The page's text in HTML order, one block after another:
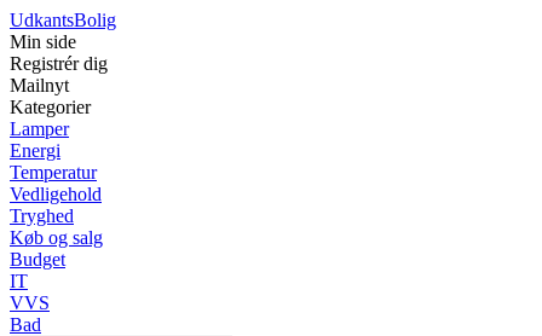
UdkantsBolig
Min side
Registrér dig
Mailnyt
Kategorier
Lamper
Energi
Temperatur
Vedligehold
Tryghed
Køb og salg
Budget
IT
VVS
Bad